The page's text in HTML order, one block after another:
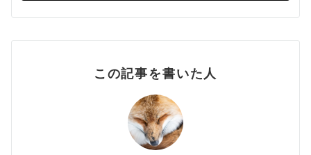
この記事を書いた人